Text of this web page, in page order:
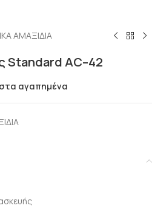
ΑΜΑΞΙΔΙΑ
Standard AC–42
αγαπημένα